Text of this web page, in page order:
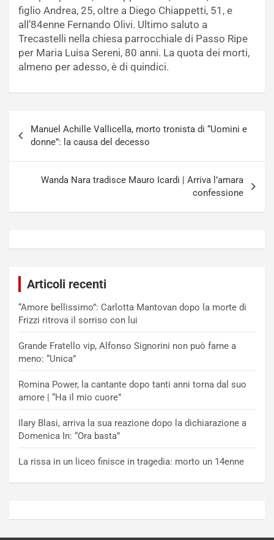
figlio Andrea, 25, oltre a Diego Chiappetti, 51, e
all’84enne Fernando Olivi. Ultimo saluto a
Trecastelli nella chiesa parrocchiale di Passo Ripe
per Maria Luisa Sereni, 80 anni. La quota dei morti,
almeno per adesso, è di quindici.
articoli
Manuel Achille Vallicella, morto tronista di “Uomini e
donne”: la causa del decesso
Wanda Nara tradisce Mauro Icardi | Arriva l’amara
confessione
Articoli recenti
“Amore bellissimo”: Carlotta Mantovan dopo la morte di
Frizzi ritrova il sorriso con lui
Grande Fratello vip, Alfonso Signorini non può farne a
meno: “Unica”
Romina Power, la cantante dopo tanti anni torna dal suo
amore | “Ha il mio cuore”
Ilary Blasi, arriva la sua reazione dopo la dichiarazione a
Domenica In: “Ora basta”
La rissa in un liceo finisce in tragedia: morto un 14enne